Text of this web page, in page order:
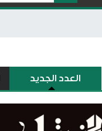
العدد الجديد